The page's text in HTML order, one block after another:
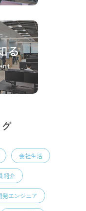
会社生活
紹介
発エンジニア